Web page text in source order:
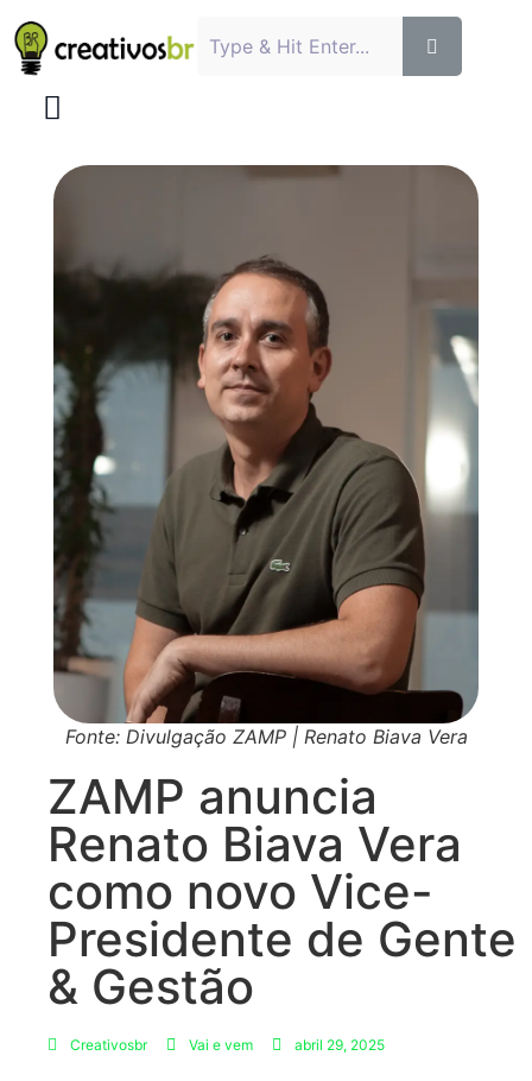
Fonte: Divulgação ZAMP | Renato Biava Vera
ZAMP anuncia
Renato Biava Vera
como novo Vice-
Presidente de Gente
& Gestão
Creativosbr Vai e vem abril 29, 2025